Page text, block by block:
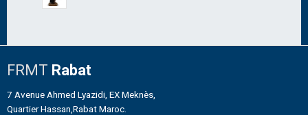
FRMT Rabat
7 Avenue Ahmed Lyazidi, EX Meknès,
Quartier Hassan,Rabat Maroc.